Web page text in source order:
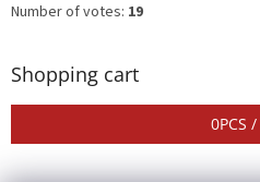
Number of votes: 19
Shopping cart
0PCS /